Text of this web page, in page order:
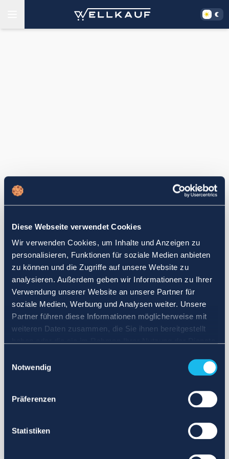
Diese Webseite verwendet Cookies
Wir verwenden Cookies, um Inhalte und Anzeigen zu
personalisieren, Funktionen für soziale Medien anbieten
zu können und die Zugriffe auf unsere Website zu
analysieren. Außerdem geben wir Informationen zu Ihrer
Verwendung unserer Website an unsere Partner für
soziale Medien, Werbung und Analysen weiter. Unsere
Partner führen diese Informationen möglicherweise mit
weiteren Daten zusammen, die Sie ihnen bereitgestellt
Notwendig
Präferenzen
Statistiken